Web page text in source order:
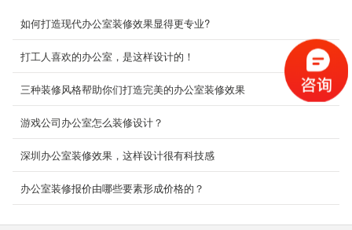
如何打造现代办公室装修效果显得更专业?
打工人喜欢的办公室，是这样设计的！
三种装修风格帮助你们打造完美的办公室装修效果
游戏公司办公室怎么装修设计？
深圳办公室装修效果，这样设计很有科技感
办公室装修报价由哪些要素形成价格的？